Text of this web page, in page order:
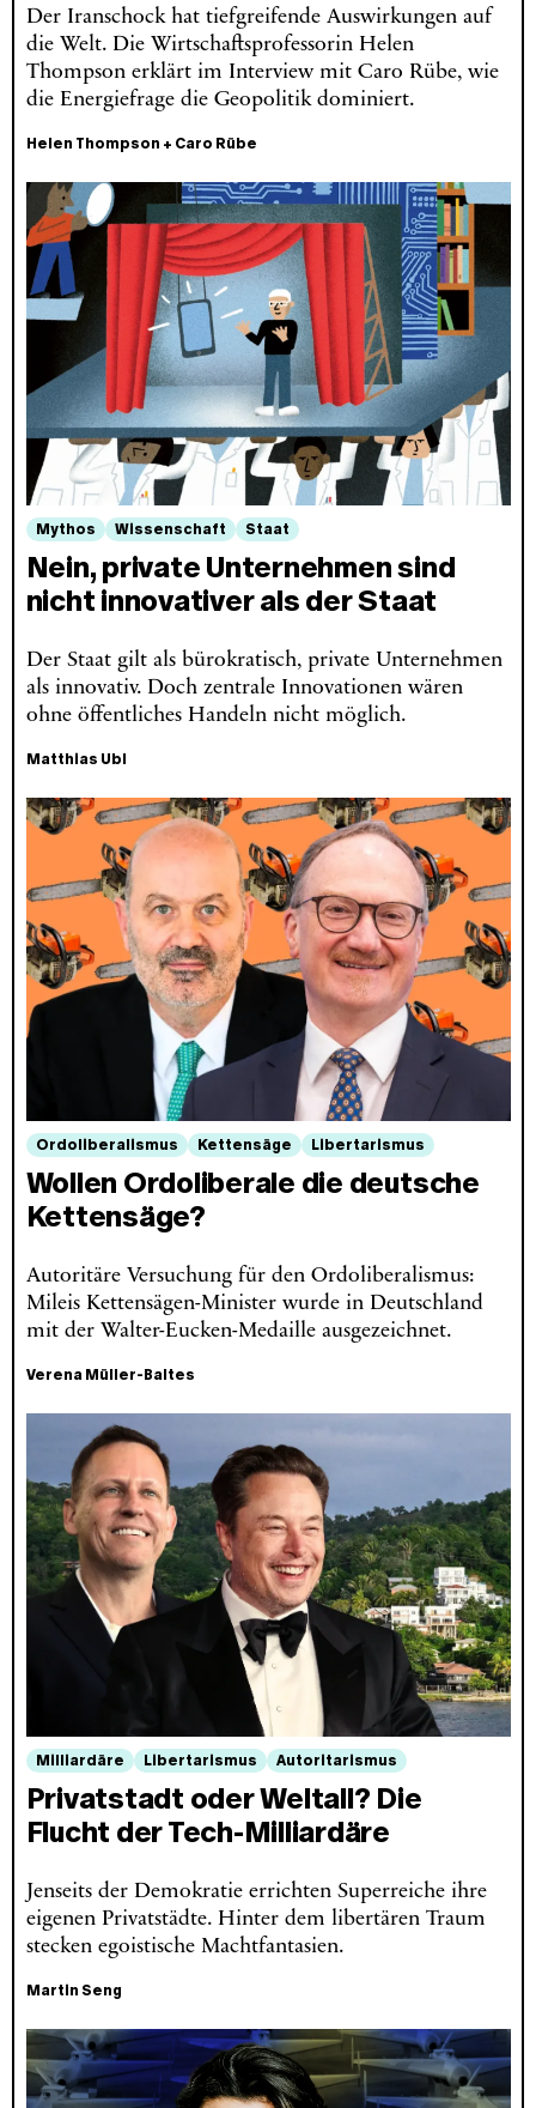
Der Iranschock hat tiefgreifende Auswirkungen auf
die Welt. Die Wirtschaftsprofessorin Helen
Thompson erklärt im Interview mit Caro Rübe, wie
die Energiefrage die Geopolitik dominiert.
Helen Thompson + Caro Rübe
Mythos Wissenschaft Staat
Nein, private Unternehmen sind
nicht innovativer als der Staat
Der Staat gilt als bürokratisch, private Unternehmen
als innovativ. Doch zentrale Innovationen wären
ohne öffentliches Handeln nicht möglich.
Matthias Ubl
Ordoliberalismus Kettensäge Libertarismus
Wollen Ordoliberale die deutsche
Kettensäge?
Autoritäre Versuchung für den Ordoliberalismus:
Mileis Kettensägen-Minister wurde in Deutschland
mit der Walter-Eucken-Medaille ausgezeichnet.
Verena Müller-Baltes
Milliardäre Libertarismus Autoritarismus
Privatstadt oder Weltall? Die
Flucht der Tech-Milliardäre
Jenseits der Demokratie errichten Superreiche ihre
eigenen Privatstädte. Hinter dem libertären Traum
stecken egoistische Machtfantasien.
Martin Seng